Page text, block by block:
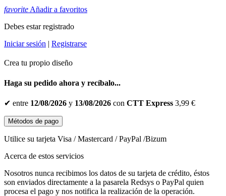
favoriteAñadir a favoritos
Debes estar registrado
Iniciar sesión | Registrarse
Crea tu propio diseño
Haga su pedido ahora y recíbalo...
✔ entre 12/08/2026 y 13/08/2026 con CTT Express 3,99 €
Métodos de pago
Utilice su tarjeta Visa / Mastercard / PayPal /Bizum
Acerca de estos servicios
Nosotros nunca recibimos los datos de su tarjeta de crédito, éstos
son enviados directamente a la pasarela Redsys o PayPal quien
procesa el pago y nos notifica la realización de la operación.